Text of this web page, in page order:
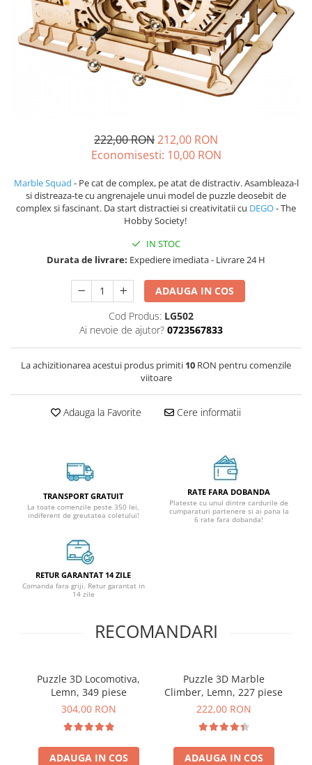
222,00 RON212,00 RON
Economisesti: 10,00 RON
Marble Squad - Pe cat de complex, pe atat de distractiv. Asambleaza-l
si distreaza-te cu angrenajele unui model de puzzle deosebit de
complex si fascinant. Da start distractiei si creativitatii cu DEGO- The
Hobby Society!
IN STOC
Durata de livrare: Expediere imediata - Livrare 24 H
ADAUGA IN COS
Cod Produs: LG502
Ai nevoie de ajutor? 0723567833
La achizitionarea acestui produs primiti 10 RON pentru comenzile
viitoare
Adauga la Favorite Cere informatii
TRANSPORT GRATUIT
La toate comenzile peste 350 lei,
indiferent de greutatea coletului!
RATE FARA DOBANDA
Plateste cu unul dintre cardurile de
cumparaturi partenere si ai pana la
6 rate fara dobanda!
RETUR GARANTAT 14 ZILE
Comanda fara griji. Retur garantat in
14 zile
RECOMANDARI
Puzzle 3D Locomotiva,
Lemn, 349 piese
304,00 RON
ADAUGA IN COS
Puzzle 3D Marble
Climber, Lemn, 227 piese
222,00 RON
ADAUGA IN COS